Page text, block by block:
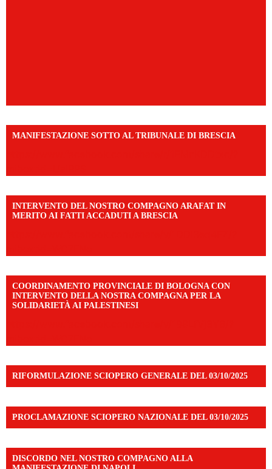
MANIFESTAZIONE SOTTO AL TRIBUNALE DI BRESCIA
INTERVENTO DEL NOSTRO COMPAGNO ARAFAT IN
MERITO AI FATTI ACCADUTI A BRESCIA
COORDINAMENTO PROVINCIALE DI BOLOGNA CON
INTERVENTO DELLA NOSTRA COMPAGNA PER LA
SOLIDARIETÀ AI PALESTINESI
RIFORMULAZIONE SCIOPERO GENERALE DEL 03/10/2025
PROCLAMAZIONE SCIOPERO NAZIONALE DEL 03/10/2025
DISCORDO NEL NOSTRO COMPAGNO ALLA